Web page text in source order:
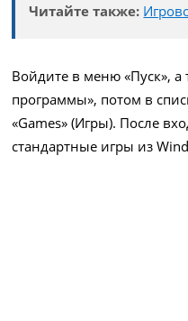
Читайте также:
Войдите в меню «Пуск», а
программы», потом в
«Games» (Игры). После
стандартные игры из